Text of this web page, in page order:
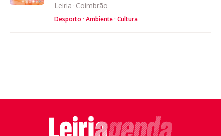
Leiria · Coimbrão
Desporto Ambiente Cultura